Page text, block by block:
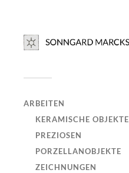
ARBEITEN
KERAMISCHE OBJEKTE
PREZIOSEN
PORZELLANOBJEKTE
ZEICHNUNGEN